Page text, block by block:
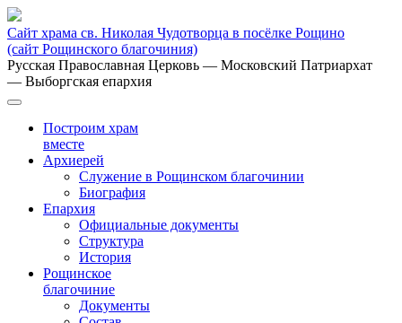
Сайт храма св. Николая Чудотворца в посёлке Рощино
(сайт Рощинского благочиния)
Русская Православная Церковь — Московский Патриархат
— Выборгская епархия
Построим храм
вместе
Архиерей
Служение в Рощинском благочинии
Биография
Епархия
Официальные документы
Структура
История
Рощинское
благочиние
Документы